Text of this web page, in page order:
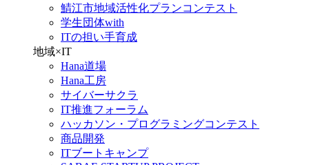
鯖江市地域活性化プランコンテスト
学生団体with
ITの担い手育成
地域×IT
Hana道場
Hana工房
サイバーサクラ
IT推進フォーラム
ハッカソン・プログラミングコンテスト
商品開発
ITブートキャンプ